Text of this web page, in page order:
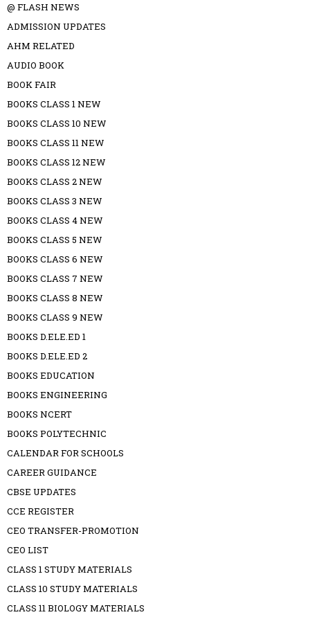
@ FLASH NEWS
ADMISSION UPDATES
AHM RELATED
AUDIO BOOK
BOOK FAIR
BOOKS CLASS 1 NEW
BOOKS CLASS 10 NEW
BOOKS CLASS 11 NEW
BOOKS CLASS 12 NEW
BOOKS CLASS 2 NEW
BOOKS CLASS 3 NEW
BOOKS CLASS 4 NEW
BOOKS CLASS 5 NEW
BOOKS CLASS 6 NEW
BOOKS CLASS 7 NEW
BOOKS CLASS 8 NEW
BOOKS CLASS 9 NEW
BOOKS D.ELE.ED 1
BOOKS D.ELE.ED 2
BOOKS EDUCATION
BOOKS ENGINEERING
BOOKS NCERT
BOOKS POLYTECHNIC
CALENDAR FOR SCHOOLS
CAREER GUIDANCE
CBSE UPDATES
CCE REGISTER
CEO TRANSFER-PROMOTION
CEO LIST
CLASS 1 STUDY MATERIALS
CLASS 10 STUDY MATERIALS
CLASS 11 BIOLOGY MATERIALS